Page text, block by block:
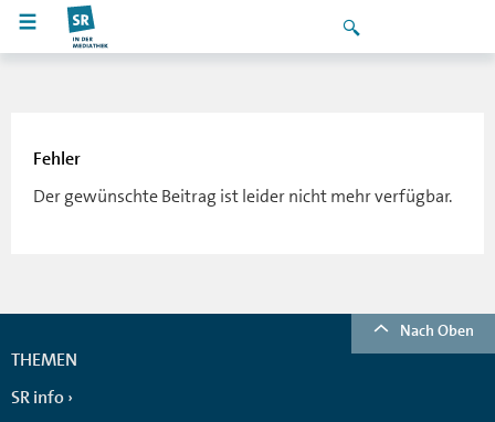
Fehler
Der gewünschte Beitrag ist leider nicht mehr verfügbar.
Nach Oben
THEMEN
SR info